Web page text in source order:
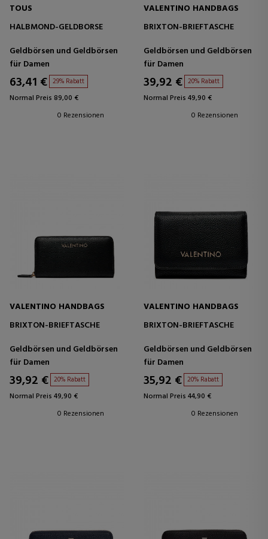
TOUS
HALBMOND-GELDBÖRSE
Geldbörsen und Geldbörsen
für Damen
63,41 € 29% Rabatt
Normal Preis 89,00 €
0 Rezensionen
VALENTINO HANDBAGS
BRIXTON-BRIEFTASCHE
Geldbörsen und Geldbörsen
für Damen
39,92 € 20% Rabatt
Normal Preis 49,90 €
0 Rezensionen
VALENTINO HANDBAGS
BRIXTON-BRIEFTASCHE
Geldbörsen und Geldbörsen
für Damen
39,92 € 20% Rabatt
Normal Preis 49,90 €
0 Rezensionen
VALENTINO HANDBAGS
BRIXTON-BRIEFTASCHE
Geldbörsen und Geldbörsen
für Damen
35,92 € 20% Rabatt
Normal Preis 44,90 €
0 Rezensionen